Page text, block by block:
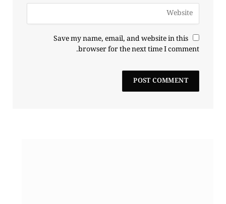
Save my name, email, and website in this
browser for the next time I comment.